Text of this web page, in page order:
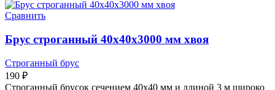
Сравнить
Брус строганный 40х40х3000 мм хвоя
Строганный брус
190 ₽
Строганный брусок сечением 40х40 мм и длиной 3 м широко